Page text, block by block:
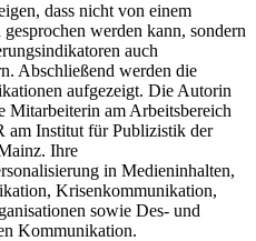
dass nicht von einem
werden kann, sondern
auch
Abschließend werden die
aufgezeigt. Die Autorin
Mitarbeiterin am Arbeitsbereich
am Institut für Publizistik der
Ihre
in Medieninhalten,
Krisenkommunikation,
sowie Des- und
Kommunikation.